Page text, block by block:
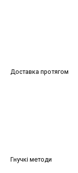
Доставка протягом
Гнучкі методи